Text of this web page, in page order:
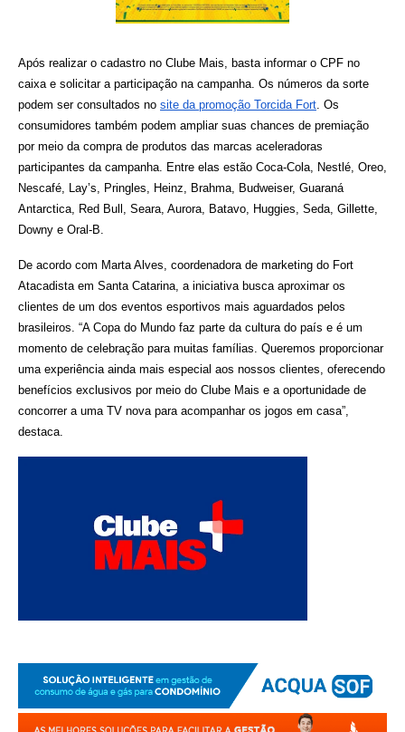
Após realizar o cadastro no Clube Mais, basta informar o CPF no
caixa e solicitar a participação na campanha. Os números da sorte
podem ser consultados no site da promoção Torcida Fort. Os
consumidores também podem ampliar suas chances de premiação
por meio da compra de produtos das marcas aceleradoras
participantes da campanha. Entre elas estão Coca-Cola, Nestlé, Oreo,
Nescafé, Lay’s, Pringles, Heinz, Brahma, Budweiser, Guaraná
Antarctica, Red Bull, Seara, Aurora, Batavo, Huggies, Seda, Gillette,
Downy e Oral-B.
De acordo com Marta Alves, coordenadora de marketing do Fort
Atacadista em Santa Catarina, a iniciativa busca aproximar os
clientes de um dos eventos esportivos mais aguardados pelos
brasileiros. “A Copa do Mundo faz parte da cultura do país e é um
momento de celebração para muitas famílias. Queremos proporcionar
uma experiência ainda mais especial aos nossos clientes, oferecendo
benefícios exclusivos por meio do Clube Mais e a oportunidade de
concorrer a uma TV nova para acompanhar os jogos em casa”,
destaca.